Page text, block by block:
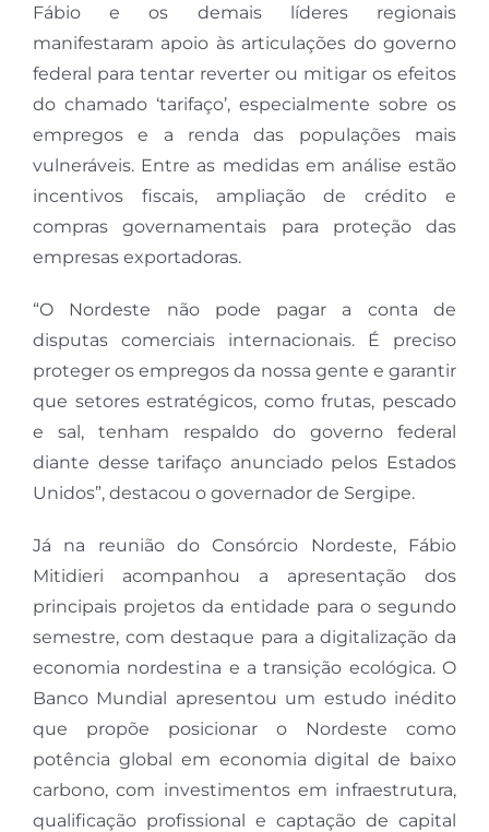
Fábio e os demais líderes regionais
manifestaram apoio às articulações do governo
federal para tentar reverter ou mitigar os efeitos
do chamado ‘tarifaço’, especialmente sobre os
empregos e a renda das populações mais
vulneráveis. Entre as medidas em análise estão
incentivos fiscais, ampliação de crédito e
compras governamentais para proteção das
empresas exportadoras.
“O Nordeste não pode pagar a conta de
disputas comerciais internacionais. É preciso
proteger os empregos da nossa gente e garantir
que setores estratégicos, como frutas, pescado
e sal, tenham respaldo do governo federal
diante desse tarifaço anunciado pelos Estados
Unidos”, destacou o governador de Sergipe.
Já na reunião do Consórcio Nordeste, Fábio
Mitidieri acompanhou a apresentação dos
principais projetos da entidade para o segundo
semestre, com destaque para a digitalização da
economia nordestina e a transição ecológica. O
Banco Mundial apresentou um estudo inédito
que propõe posicionar o Nordeste como
potência global em economia digital de baixo
carbono, com investimentos em infraestrutura,
qualificação profissional e captação de capital